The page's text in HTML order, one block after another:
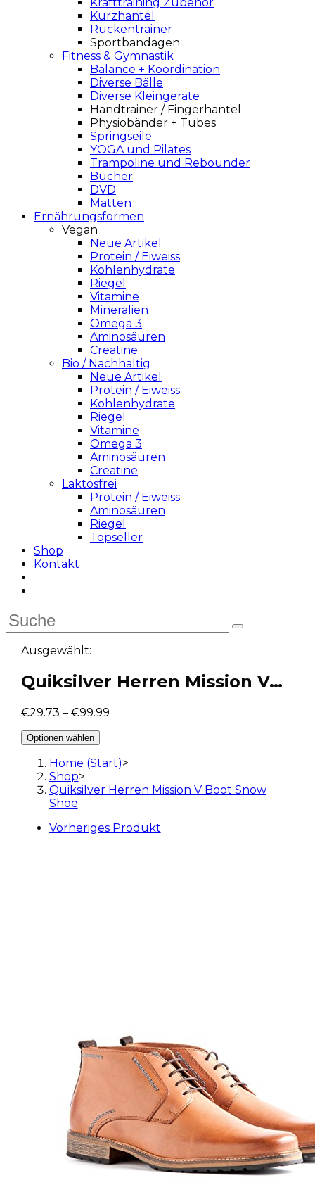
Kurzhantel
Rückentrainer
Sportbandagen
Fitness & Gymnastik
Balance + Koordination
Diverse Bälle
Diverse Kleingeräte
Handtrainer / Fingerhantel
Physiobänder + Tubes
Springseile
YOGA und Pilates
Trampoline und Rebounder
Bücher
DVD
Matten
Ernährungsformen
Vegan
Neue Artikel
Protein / Eiweiss
Kohlenhydrate
Riegel
Vitamine
Mineralien
Omega 3
Aminosäuren
Creatine
Bio / Nachhaltig
Neue Artikel
Protein / Eiweiss
Kohlenhydrate
Riegel
Vitamine
Omega 3
Aminosäuren
Creatine
Laktosfrei
Protein / Eiweiss
Aminosäuren
Riegel
Topseller
Shop
Kontakt
Ausgewählt:
Quiksilver Herren Mission V…
€29.73 – €99.99
Optionen wählen
Home (Start)>
Shop>
Quiksilver Herren Mission V Boot Snow
Shoe
Vorheriges Produkt